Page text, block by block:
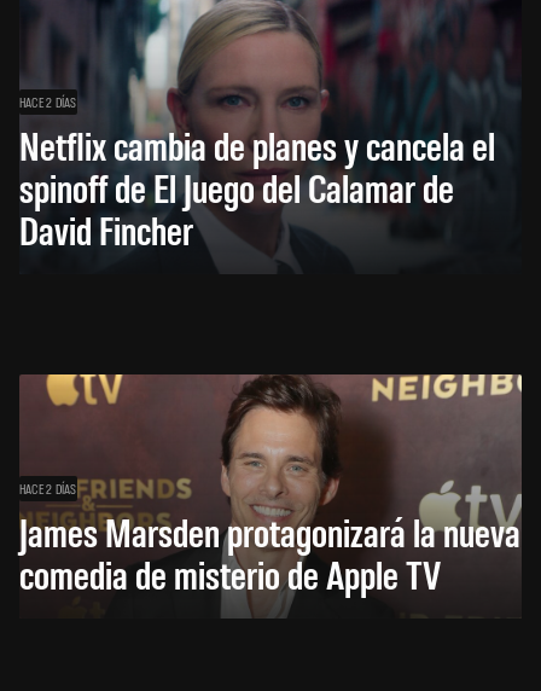
HACE 2 DÍAS
Netflix cambia de planes y cancela el
spinoff de El Juego del Calamar de
David Fincher
HACE 2 DÍAS
James Marsden protagonizará la nueva
comedia de misterio de Apple TV